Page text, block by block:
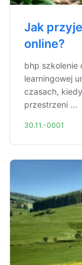
Jak
online?
bhp szkolenie
learningowej
czasach,
przestrzeni ...
30.11.-0001